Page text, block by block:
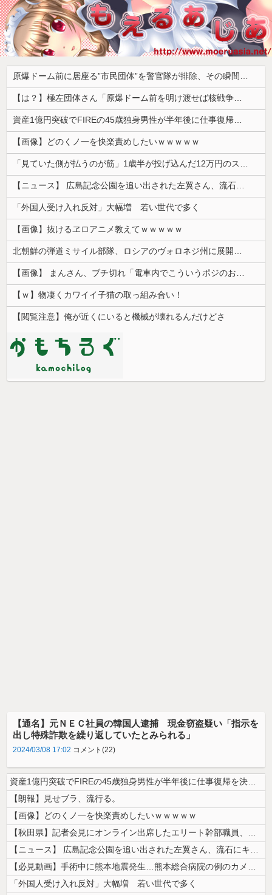
原爆ドーム前に居座る”市民団体”を警官隊が排除、その瞬間に周囲で見守っていた観客たちが……
【は？】極左団体さん「原爆ドーム前を明け渡せば核戦争が始まる！」→ 観衆のマジレスが鋭すぎるとネットで話題に → ｗｗｗｗｗｗｗｗｗｗｗｗ
資産1億円突破でFIREの45歳独身男性が半年後に仕事復帰を決意した「1通の通知」
【画像】どのくノ一を快楽責めしたいｗｗｗｗｗ
「見ていた側が払うのが筋」1歳半が投げ込んだ12万円のスマホ、半額提示した母親は冷たい？
【ニュース】 広島記念公園を追い出された左翼さん、流石にキモすぎて炎上
「外国人受け入れ反対」大幅増 若い世代で多く
【画像】抜けるヱロアニメ教えてｗｗｗｗｗ
北朝鮮の弾道ミサイル部隊、ロシアのヴォロネジ州に展開か…北朝鮮は本質的にウクライナと戦争状態に！
【画像】 まんさん、ブチ切れ「電車内でこういうポジのおじ、ガチでイラネ」→
【ｗ】物凄くカワイイ子猫の取っ組み合い！
【閲覧注意】俺が近くにいると機械が壊れるんだけどさ
【通名】元ＮＥＣ社員の韓国人逮捕 現金窃盗疑い「指示を
出し特殊詐欺を繰り返していたとみられる」
2024/03/08 17:02 コメント(22)
資産1億円突破でFIREの45歳独身男性が半年後に仕事復帰を決意した「...
【朗報】見せブラ、流行る。
【画像】どのくノ一を快楽責めしたいｗｗｗｗｗ
【秋田県】記者会見にオンライン出席したエリート幹部職員、バスローブ姿で...
【ニュース】 広島記念公園を追い出された左翼さん、流石にキモすぎて炎上
【必見動画】手術中に熊本地震発生…熊本総合病院の例のカメラ映像、ノーカ...
「外国人受け入れ反対」大幅増 若い世代で多く